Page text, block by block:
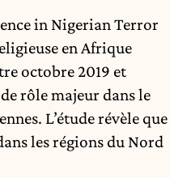
in Nigerian Terror
en Afrique
octobre 2019 et
rôle majeur dans le
L’étude révèle que
les régions du Nord